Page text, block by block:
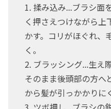
1. 揉み込み...ブラシ面
く押さえつけながら上
かす。コリがほぐれ、
く。
2. ブラッシング...生え
そのまま後頭部の方へ
から髪が引っかかりに